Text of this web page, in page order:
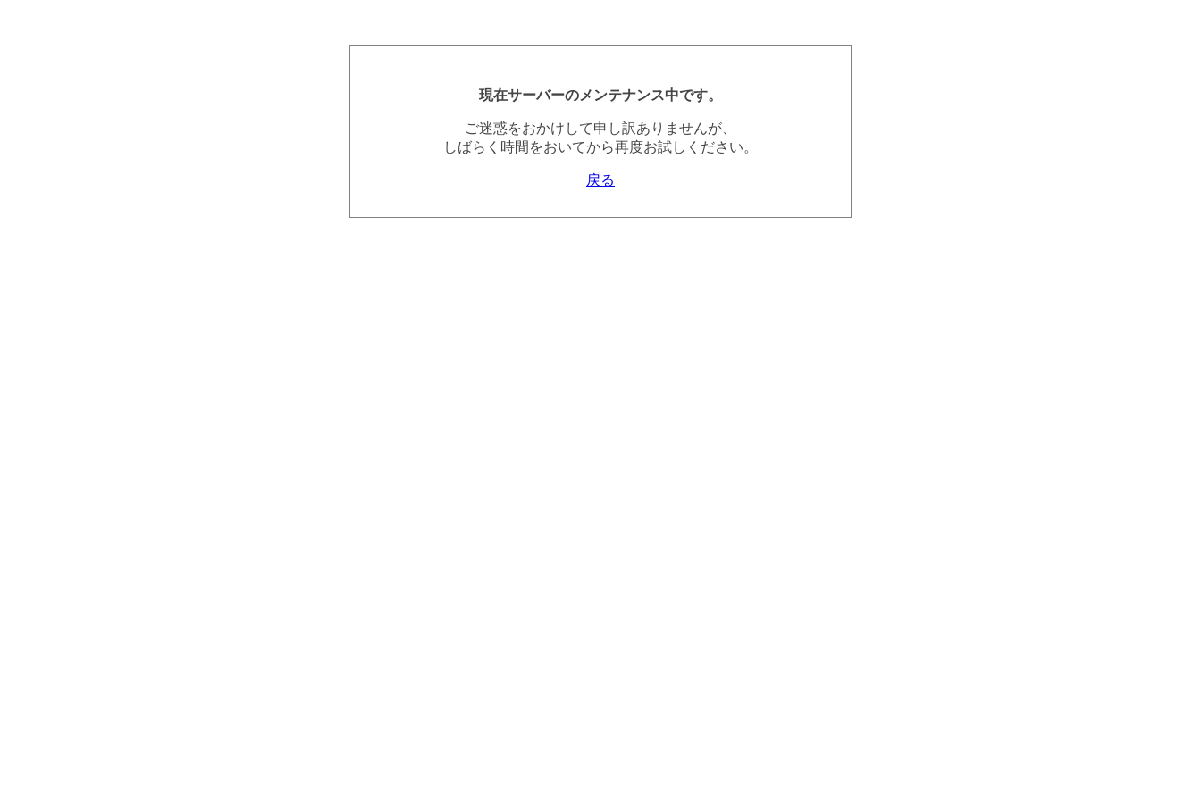
現在サーバーのメンテナンス中です。
ご迷惑をおかけして申し訳ありませんが、
しばらく時間をおいてから再度お試しください。
戻る